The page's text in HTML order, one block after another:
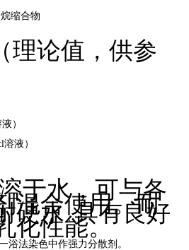
缩合物
（理论值，供参
）
溶液）
于水，可与各
混合使用。耐
硬水 ，具有良好
化性能。
浴法染色中作强力分散剂。